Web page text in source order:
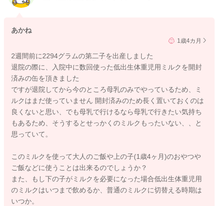
あかね
1歳4カ月
2週間前に2294グラムの第二子を出産しました
退院の際に、入院中に数回使った低出生体重児用ミルクを開封
済みの缶を頂きました
ですが退院してから今のところ母乳のみでやっているため、ミ
ルクはまだ使っていません 開封済みのため長く置いておくのは
良くないと思い、でも母乳で行けるなら母乳で行きたい気持ち
もあるため、そうするとせっかくのミルクもったいない、、と
思っていて。
このミルクを使って大人のご飯や上の子(1歳4ヶ月)のおやつや
ご飯などに使うことは出来るのでしょうか？
また、もし下の子がミルクを必要になった場合低出生体重児用
のミルクはいつまで飲めるか、普通のミルクに切替える時期は
いつか。